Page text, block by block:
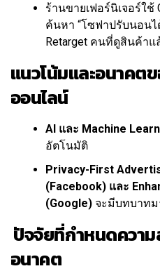
ร้านขายเฟอร์นิเจอร์ใช้
ค้นหา “โซฟาปรับนอนไ
Retarget คนที่ดูสินค้าแ
แนวโน้มและอนาคต
ออนไลน์
AI และ Machine
อัตโนมัติ
Privacy-First
(Facebook) และ
(Google) จะมีบทบาท
ปัจจัยที่กำหนดความ
อนาคต